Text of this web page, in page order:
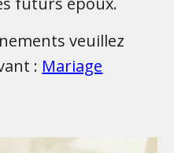
veuillez
: Mariage